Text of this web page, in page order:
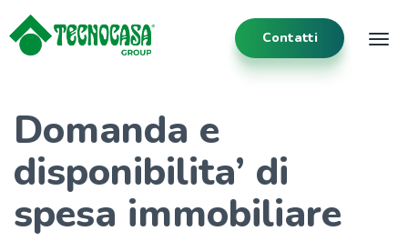
Contatti
Domanda e
disponibilita’ di
spesa immobiliare